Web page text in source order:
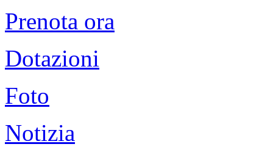
Prenota ora
Dotazioni
Foto
Notizia